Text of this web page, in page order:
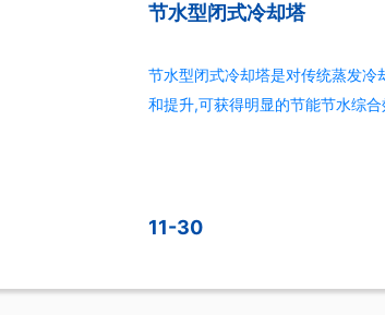
节水型闭式冷却塔
节水型闭式冷却塔是对传统蒸发冷
和提升,可获得明显的节能节水综
11-30